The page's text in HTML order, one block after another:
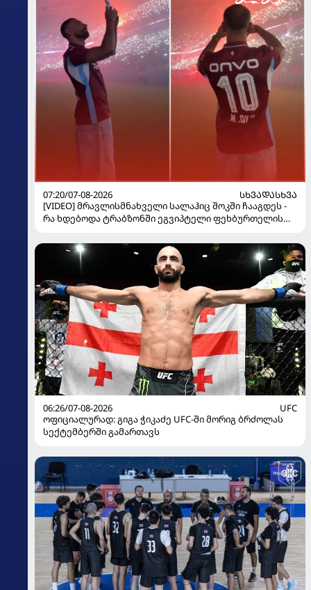
07:20/07-08-2026
ᲡᲮᲕᲐᲓᲐᲡᲮᲕᲐ
[VIDEO] მრავლისმნახველი სალაჰიც შოკში ჩააგდეს -
რა ხდებოდა ტრაბზონში ეგვიპტელი ფეხბურთელის
06:26/07-08-2026
UFC
ოფიციალურად: გიგა ჭიკაძე UFC-ში მორიგ ბრძოლას
სექტემბერში გამართავს